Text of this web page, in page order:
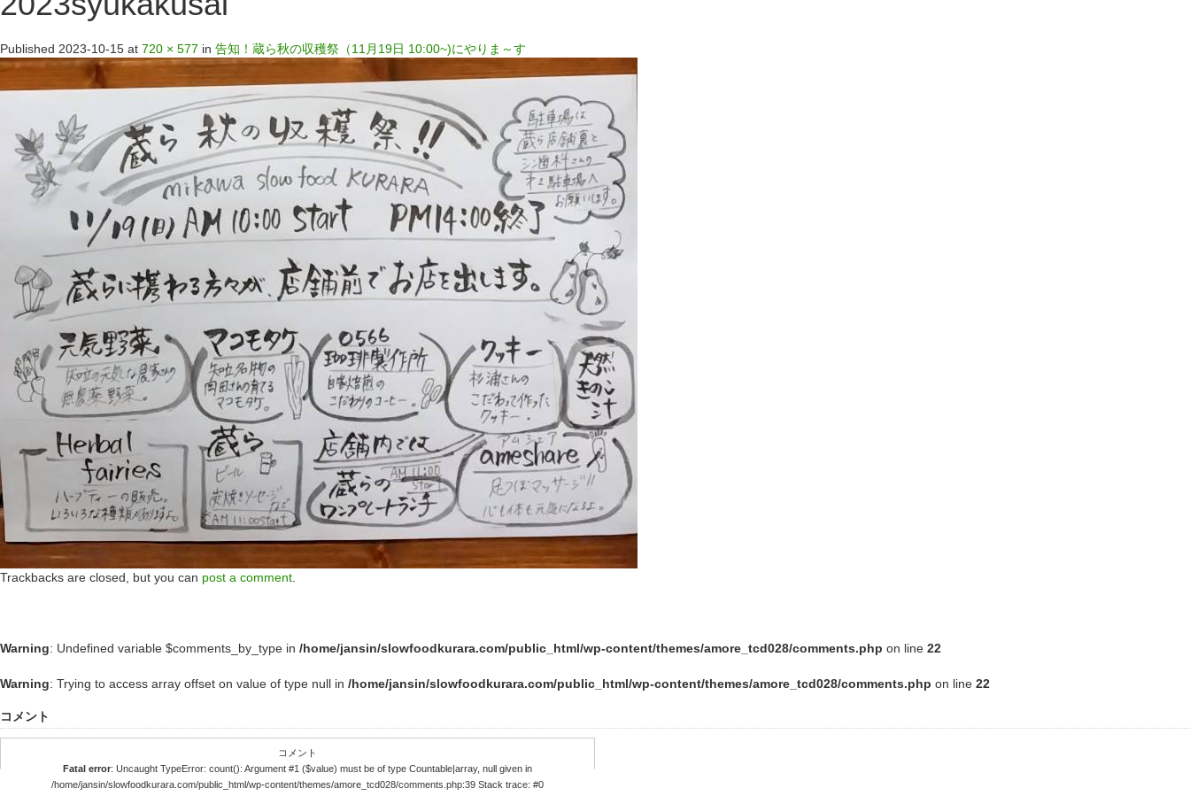
Published 2023-10-15 at 720 × 577 in 告知！蔵ら秋の収穫祭（11月19日 10:00~)にやりま～す
Trackbacks are closed, but you can post a comment
Warning: Undefined variable $comments_by_type in /home/jansin/slowfoodkurara.com/public_html/wp-content/themes/amore_tcd028/comments.php on line 22
Warning: Trying to access array offset on value of type null in /home/jansin/slowfoodkurara.com/public_html/wp-content/themes/amore_tcd028/comments.php on line 22
コメント
コメント
Fatal error: Uncaught TypeError: count(): Argument #1 ($value) must be of type Countable|array, null given in
/home/jansin/slowfoodkurara.com/public_html/wp-content/themes/amore_tcd028/comments.php:39 Stack trace: #0